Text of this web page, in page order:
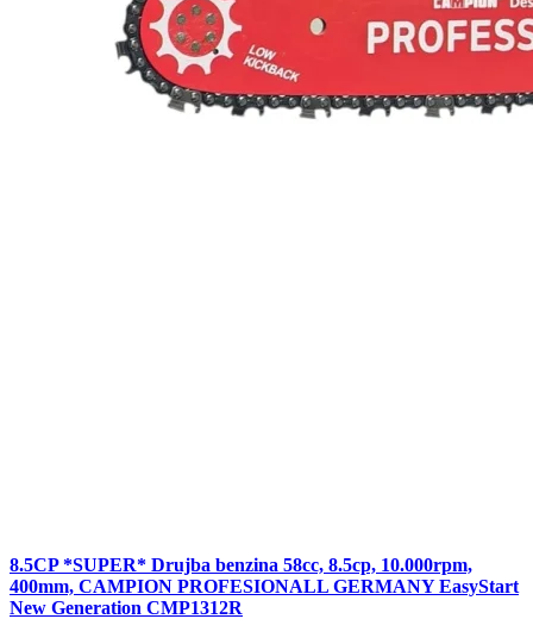
8.5CP *SUPER* Drujba benzina 58cc, 8.5cp, 10.000rpm,
400mm, CAMPION PROFESIONALL GERMANY EasyStart
New Generation CMP1312R